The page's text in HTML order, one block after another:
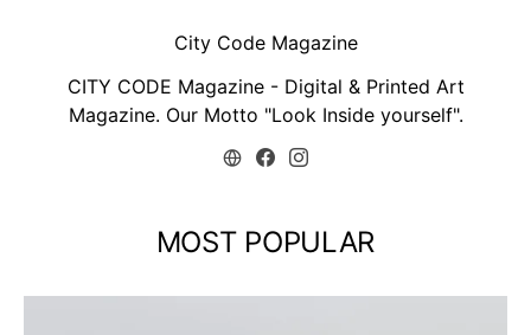
City Code Magazine
CITY CODE Magazine - Digital & Printed Art
Magazine. Our Motto "Look Inside yourself".
MOST POPULAR